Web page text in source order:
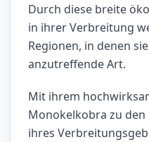
Durch diese breite
in ihrer Verbreitung
Regionen, in denen
anzutreffende Art.
Mit ihrem
Monokelkobra zu
ihres